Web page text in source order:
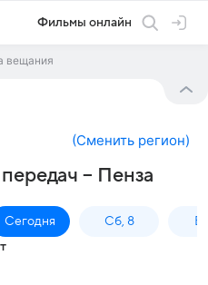
Фильмы онлайн
вещания
(Сменить регион)
– Пенза
Сегодня Сб, 8